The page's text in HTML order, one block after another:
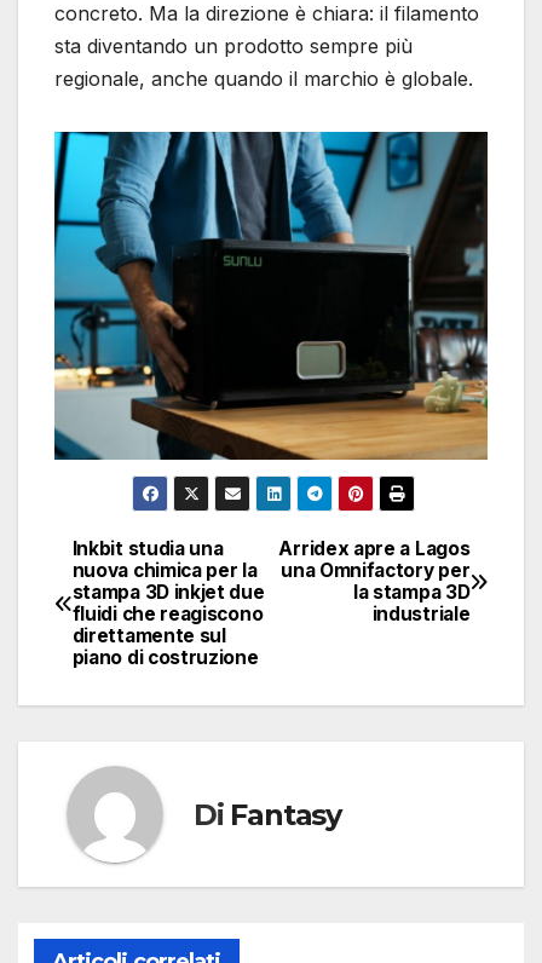
concreto. Ma la direzione è chiara: il filamento
sta diventando un prodotto sempre più
regionale, anche quando il marchio è globale.
Navigazione
articoli
Arridex apre a Lagos
una Omnifactory per
la stampa 3D
industriale
Inkbit studia una
nuova chimica per la
stampa 3D inkjet due
fluidi che reagiscono
direttamente sul
piano di costruzione
Di Fantasy